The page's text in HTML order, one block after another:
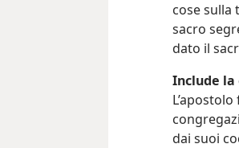
cose sulla
sacro
dato il
Include la
dai suoi